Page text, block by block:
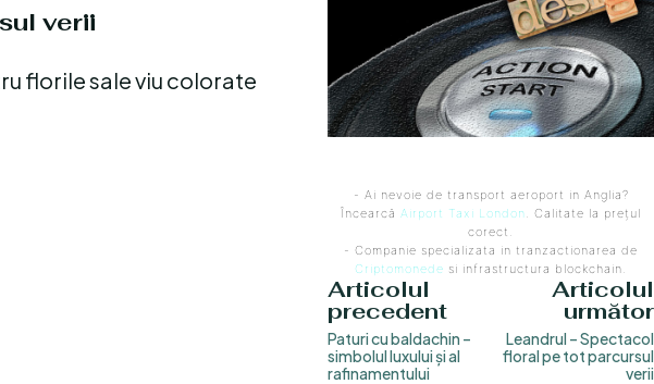
verii
florile sale viu colorate
- Ai nevoie de transport aeroport in Anglia?
Încearcă Airport Taxi London. Calitate la prețul
corect.
- Companie specializata in tranzactionarea de
Criptomonede si infrastructura blockchain.
Articolul
precedent
Paturi cu baldachin –
simbolul luxului și al
rafinamentului
Articolul
următor
Leandrul – Spectacol
floral pe tot parcursul
verii